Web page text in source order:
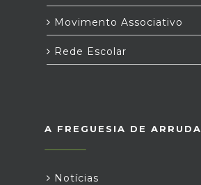
Movimento Associativo
Rede Escolar
A FREGUESIA DE ARRUDA
Notícias